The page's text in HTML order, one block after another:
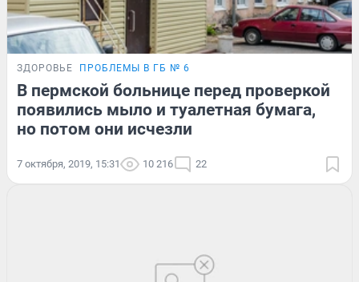
ЗДОРОВЬЕ ПРОБЛЕМЫ В ГБ № 6
В пермской больнице перед проверкой
появились мыло и туалетная бумага,
но потом они исчезли
7 октября, 2019, 15:31 10 216 22